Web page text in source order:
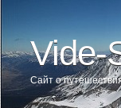
Сайт о